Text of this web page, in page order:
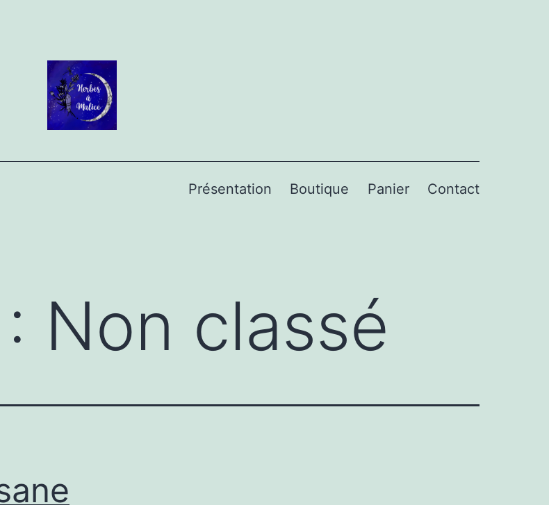
Présentation Boutique Panier Contact
Non classé